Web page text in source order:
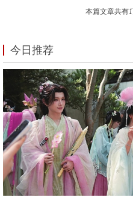
本篇文章共有1
今日推荐